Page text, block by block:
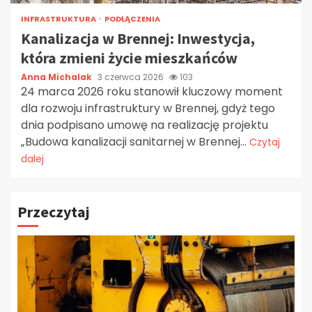
INFRASTRUKTURA PODŁĄCZENIA
Kanalizacja w Brennej: Inwestycja,
która zmieni życie mieszkańców
Anna Michalak 3 czerwca 2026 103
24 marca 2026 roku stanowił kluczowy moment
dla rozwoju infrastruktury w Brennej, gdyż tego
dnia podpisano umowę na realizację projektu
„Budowa kanalizacji sanitarnej w Brennej... Czytaj
dalej
Przeczytaj